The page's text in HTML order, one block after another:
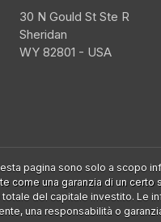
30 N Gould St Ste R
Sheridan
WY 82801 - USA
pagina sono solo a scopo
come una garanzia di un
del capitale investito. Le
una responsabilità o